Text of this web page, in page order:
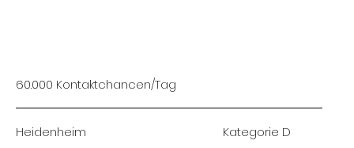
Heidenheim
60.000 Kontaktchancen/Tag
Kategorie D